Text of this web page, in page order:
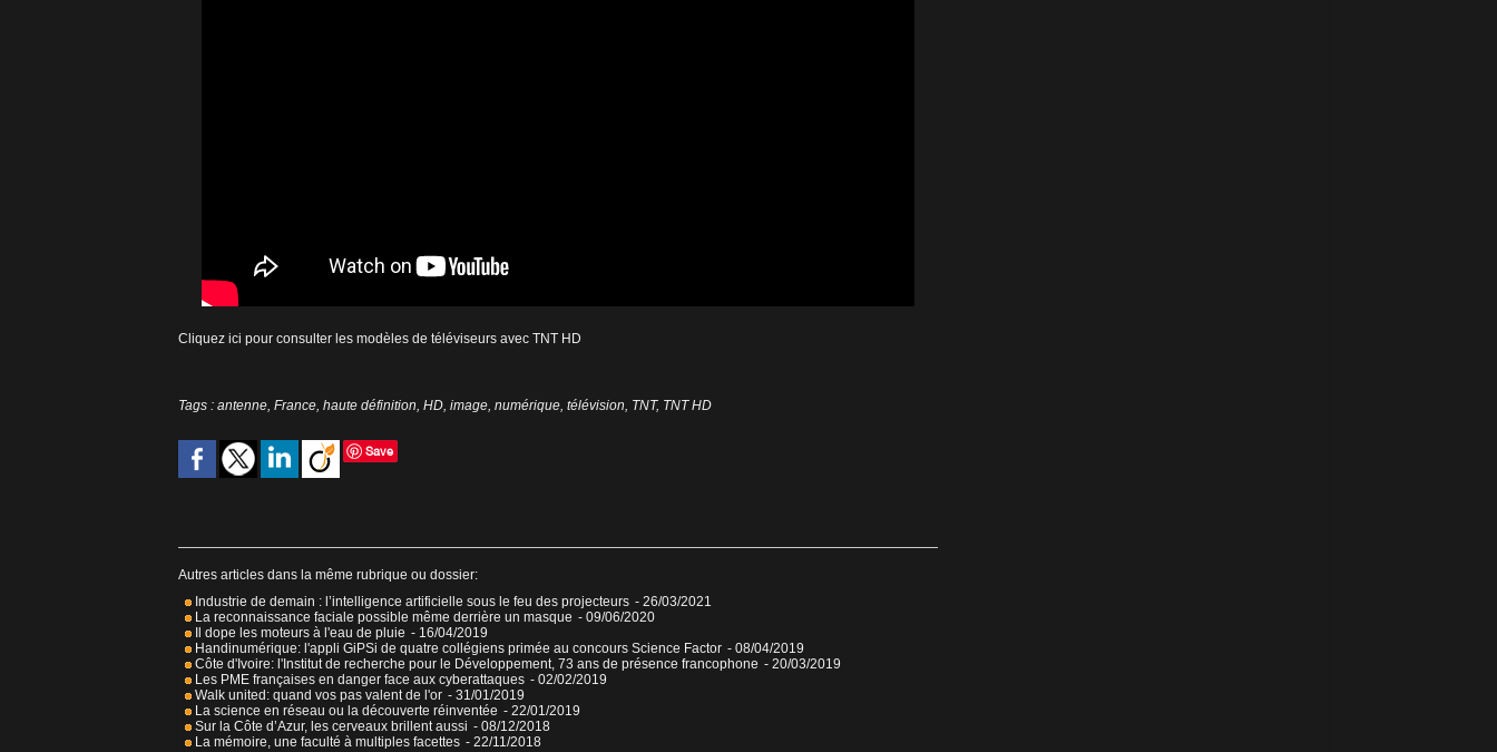
Cliquez ici pour consulter les modèles de téléviseurs avec TNT HD
Tags : antenne, France, haute définition, HD, image, numérique, télévision, TNT, TNT HD
Save
Autres articles dans la même rubrique ou dossier:
Industrie de demain : l’intelligence artificielle sous le feu des projecteurs - 26/03/2021
La reconnaissance faciale possible même derrière un masque - 09/06/2020
Il dope les moteurs à l'eau de pluie - 16/04/2019
Handinumérique: l'appli GiPSi de quatre collégiens primée au concours Science Factor - 08/04/2019
Côte d'Ivoire: l'Institut de recherche pour le Développement, 73 ans de présence francophone - 20/03/2019
Les PME françaises en danger face aux cyberattaques - 02/02/2019
Walk united: quand vos pas valent de l'or - 31/01/2019
La science en réseau ou la découverte réinventée - 22/01/2019
Sur la Côte d’Azur, les cerveaux brillent aussi - 08/12/2018
La mémoire, une faculté à multiples facettes - 22/11/2018